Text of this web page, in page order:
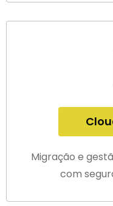
Migração e
com